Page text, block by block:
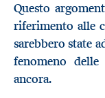
Questo
riferimento alle
sarebbero state
fenomeno
ancora.